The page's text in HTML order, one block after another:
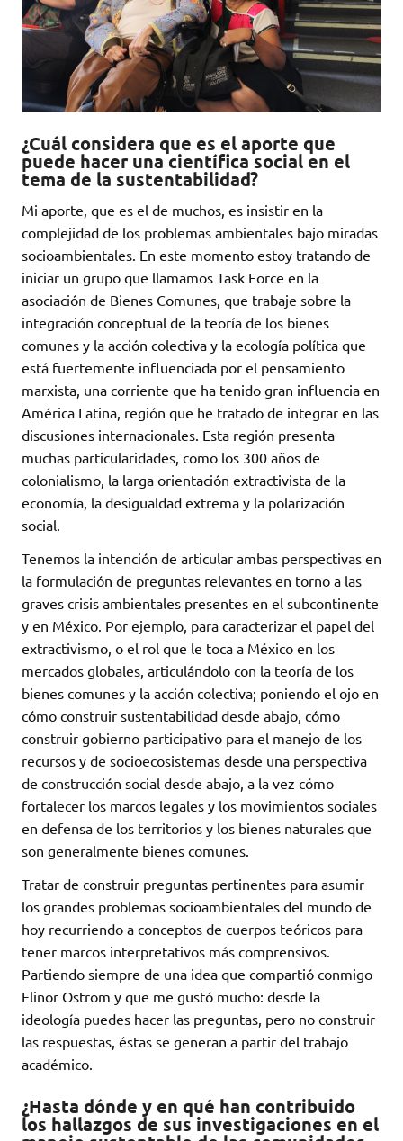
¿Cuál considera que es el aporte que
puede hacer una científica social en el
tema de la sustentabilidad?
Mi aporte, que es el de muchos, es insistir en la
complejidad de los problemas ambientales bajo miradas
socioambientales. En este momento estoy tratando de
iniciar un grupo que llamamos Task Force en la
asociación de Bienes Comunes, que trabaje sobre la
integración conceptual de la teoría de los bienes
comunes y la acción colectiva y la ecología política que
está fuertemente influenciada por el pensamiento
marxista, una corriente que ha tenido gran influencia en
América Latina, región que he tratado de integrar en las
discusiones internacionales. Esta región presenta
muchas particularidades, como los 300 años de
colonialismo, la larga orientación extractivista de la
economía, la desigualdad extrema y la polarización
social.
Tenemos la intención de articular ambas perspectivas en
la formulación de preguntas relevantes en torno a las
graves crisis ambientales presentes en el subcontinente
y en México. Por ejemplo, para caracterizar el papel del
extractivismo, o el rol que le toca a México en los
mercados globales, articulándolo con la teoría de los
bienes comunes y la acción colectiva; poniendo el ojo en
cómo construir sustentabilidad desde abajo, cómo
construir gobierno participativo para el manejo de los
recursos y de socioecosistemas desde una perspectiva
de construcción social desde abajo, a la vez cómo
fortalecer los marcos legales y los movimientos sociales
en defensa de los territorios y los bienes naturales que
son generalmente bienes comunes.
Tratar de construir preguntas pertinentes para asumir
los grandes problemas socioambientales del mundo de
hoy recurriendo a conceptos de cuerpos teóricos para
tener marcos interpretativos más comprensivos.
Partiendo siempre de una idea que compartió conmigo
Elinor Ostrom y que me gustó mucho: desde la
ideología puedes hacer las preguntas, pero no construir
las respuestas, éstas se generan a partir del trabajo
académico.
¿Hasta dónde y en qué han contribuido
los hallazgos de sus investigaciones en el